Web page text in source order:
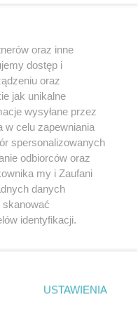
Praca Łódź
Youtube.com
oraz inne
dostęp i
oraz
jak unikalne
wysyłane przez
w celu zapewniania
spersonalizowanych
odbiorców oraz
my i Zaufani
danych
identyfikacji.
prywatności
strony
. Niektóre
USTAWIENIA